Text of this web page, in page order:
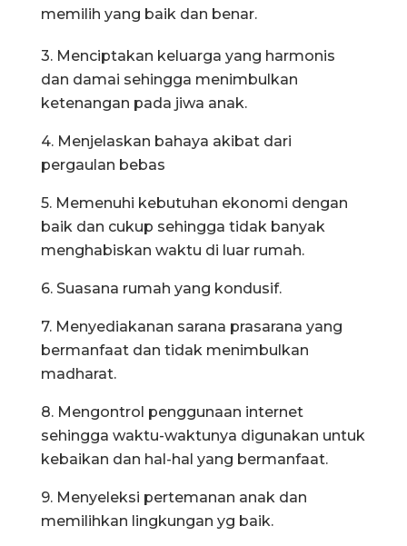
memilih yang baik dan benar.
3. Menciptakan keluarga yang harmonis
dan damai sehingga menimbulkan
ketenangan pada jiwa anak.
4. Menjelaskan bahaya akibat dari
pergaulan bebas
5. Memenuhi kebutuhan ekonomi dengan
baik dan cukup sehingga tidak banyak
menghabiskan waktu di luar rumah.
6. Suasana rumah yang kondusif.
7. Menyediakanan sarana prasarana yang
bermanfaat dan tidak menimbulkan
madharat.
8. Mengontrol penggunaan internet
sehingga waktu-waktunya digunakan untuk
kebaikan dan hal-hal yang bermanfaat.
9. Menyeleksi pertemanan anak dan
memilihkan lingkungan yg baik.